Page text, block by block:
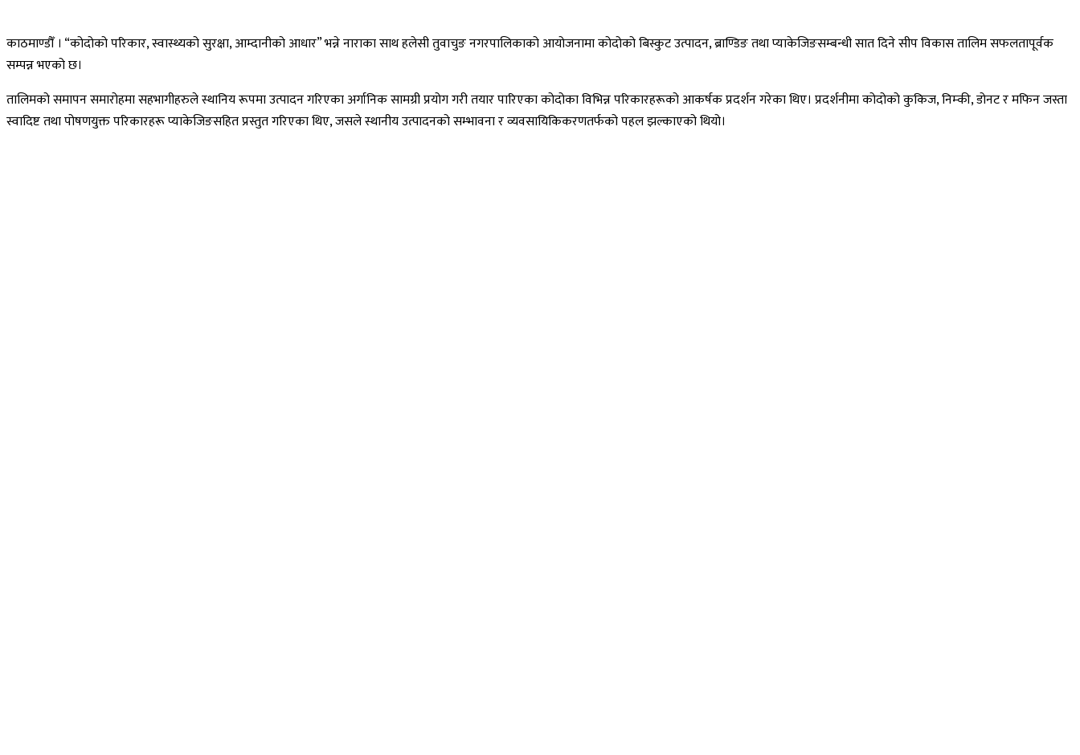
काठमाण्डौँ । “कोदोको परिकार, स्वास्थ्यको सुरक्षा, आम्दानीको आधार” भन्ने नाराका साथ हलेसी तुवाचुङ नगरपालिकाको आयोजनामा कोदोको बिस्कुट उत्पादन, ब्राण्डिङ तथा प्याकेजिङसम्बन्धी सात दिने सीप विकास तालिम सफलतापूर्वक
सम्पन्न भएको छ।
तालिमको समापन समारोहमा सहभागीहरुले स्थानिय रूपमा उत्पादन गरिएका अर्गानिक सामग्री प्रयोग गरी तयार पारिएका कोदोका विभिन्न परिकारहरूको आकर्षक प्रदर्शन गरेका थिए। प्रदर्शनीमा कोदोको कुकिज, निम्की, डोनट र मफिन जस्ता
स्वादिष्ट तथा पोषणयुक्त परिकारहरू प्याकेजिङसहित प्रस्तुत गरिएका थिए, जसले स्थानीय उत्पादनको सम्भावना र व्यवसायिकिकरणतर्फको पहल झल्काएको थियो।